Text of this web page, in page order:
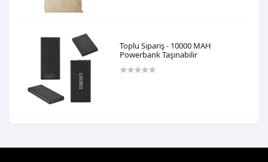
Toplu Sipariş - 10000 MAH
Powerbank Taşınabilir